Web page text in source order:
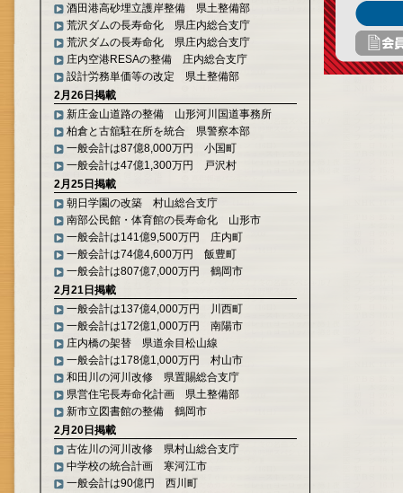
酒田港高砂埋立護岸整備 県土整備部
荒沢ダムの長寿命化 県庄内総合支庁
荒沢ダムの長寿命化 県庄内総合支庁
庄内空港RESAの整備 庄内総合支庁
設計労務単価等の改定 県土整備部
2月26日掲載
新庄金山道路の整備 山形河川国道事務所
柏倉と古舘駐在所を統合 県警察本部
一般会計は87億8,000万円 小国町
一般会計は47億1,300万円 戸沢村
2月25日掲載
朝日学園の改築 村山総合支庁
南部公民館・体育館の長寿命化 山形市
一般会計は141億9,500万円 庄内町
一般会計は74億4,600万円 飯豊町
一般会計は807億7,000万円 鶴岡市
2月21日掲載
一般会計は137億4,000万円 川西町
一般会計は172億1,000万円 南陽市
庄内橋の架替 県道余目松山線
一般会計は178億1,000万円 村山市
和田川の河川改修 県置賜総合支庁
県営住宅長寿命化計画 県土整備部
新市立図書館の整備 鶴岡市
2月20日掲載
古佐川の河川改修 県村山総合支庁
中学校の統合計画 寒河江市
一般会計は90億円 西川町